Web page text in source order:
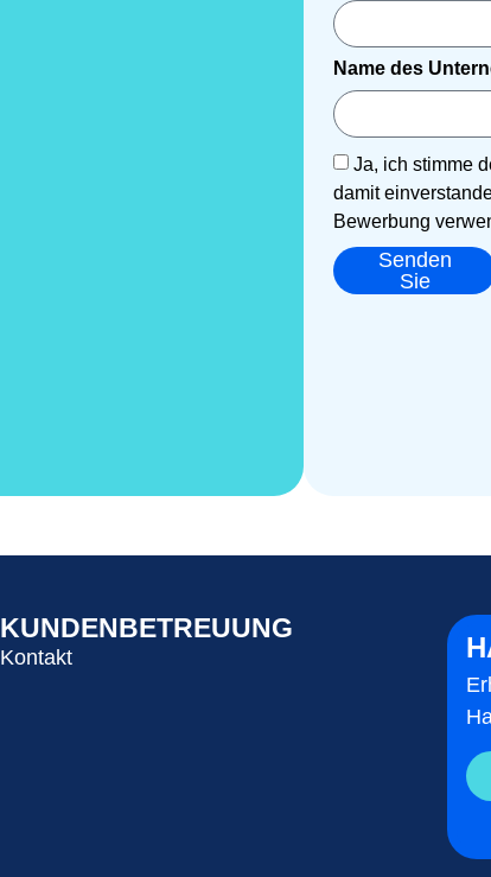
Name des
Ja, ich stimme
damit
Bewerbung
Senden
Sie
KUNDENBETREUUNG
Kontakt